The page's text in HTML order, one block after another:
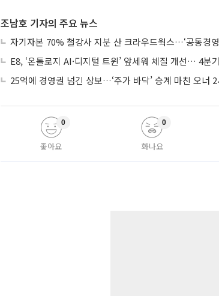
조남호 기자의 주요 뉴스
자기자본 70% 철강사 지분 산 크라우드웍스…‘공동경
E8, ‘온톨로지 AI·디지털 트윈’ 앞세워 체질 개선… 4분
25억에 경영권 넘긴 상보…‘주가 바닥’ 승계 마친 오너
좋아요
0
화나요
0